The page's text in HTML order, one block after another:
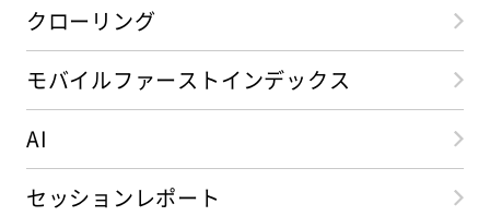
クローリング
モバイルファーストインデックス
AI
セッションレポート